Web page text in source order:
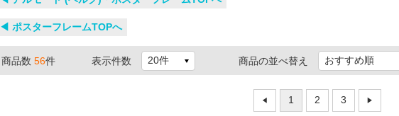
◀︎ ポスターフレームTOPへ
商品数 56件 表示件数 商品の並べ替え
1 2 3